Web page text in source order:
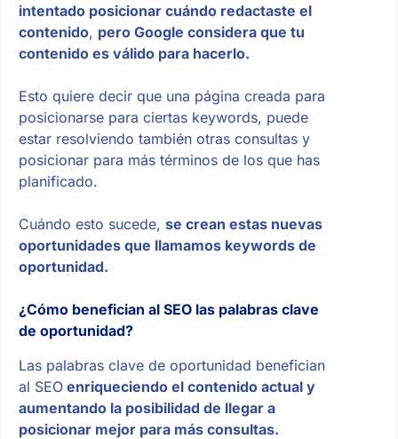
intentado posicionar cuándo redactaste el
contenido, pero Google considera que tu
contenido es válido para hacerlo.
Esto quiere decir que una página creada para
posicionarse para ciertas keywords, puede
estar resolviendo también otras consultas y
posicionar para más términos de los que has
planificado.
Cuándo esto sucede, se crean estas nuevas
oportunidades que llamamos keywords de
oportunidad.
¿Cómo benefician al SEO las palabras clave
de oportunidad?
Las palabras clave de oportunidad benefician
al SEOenriqueciendo el contenido actual y
aumentando la posibilidad de llegar a
posicionar mejor para más consultas.